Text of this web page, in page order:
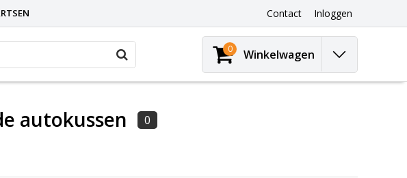
Contact Inloggen
0 Winkelwagen
autokussen 0